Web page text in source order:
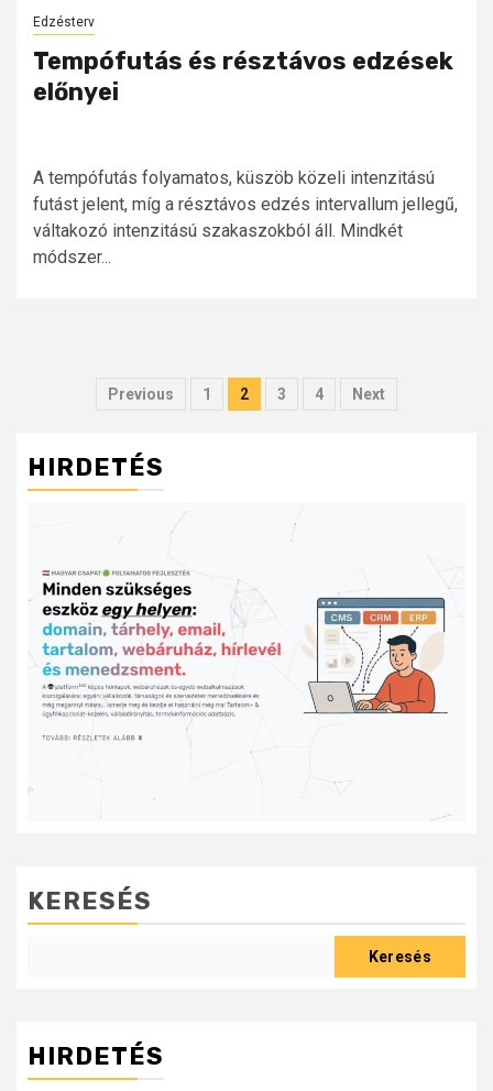
Edzésterv
Tempófutás és résztávos edzések
előnyei
A tempófutás folyamatos, küszöb közeli intenzitású
futást jelent, míg a résztávos edzés intervallum jellegű,
váltakozó intenzitású szakaszokból áll. Mindkét
módszer...
lapozása
Previous 1 2 3 4 Next
HIRDETÉS
KERESÉS
Keresés
HIRDETÉS